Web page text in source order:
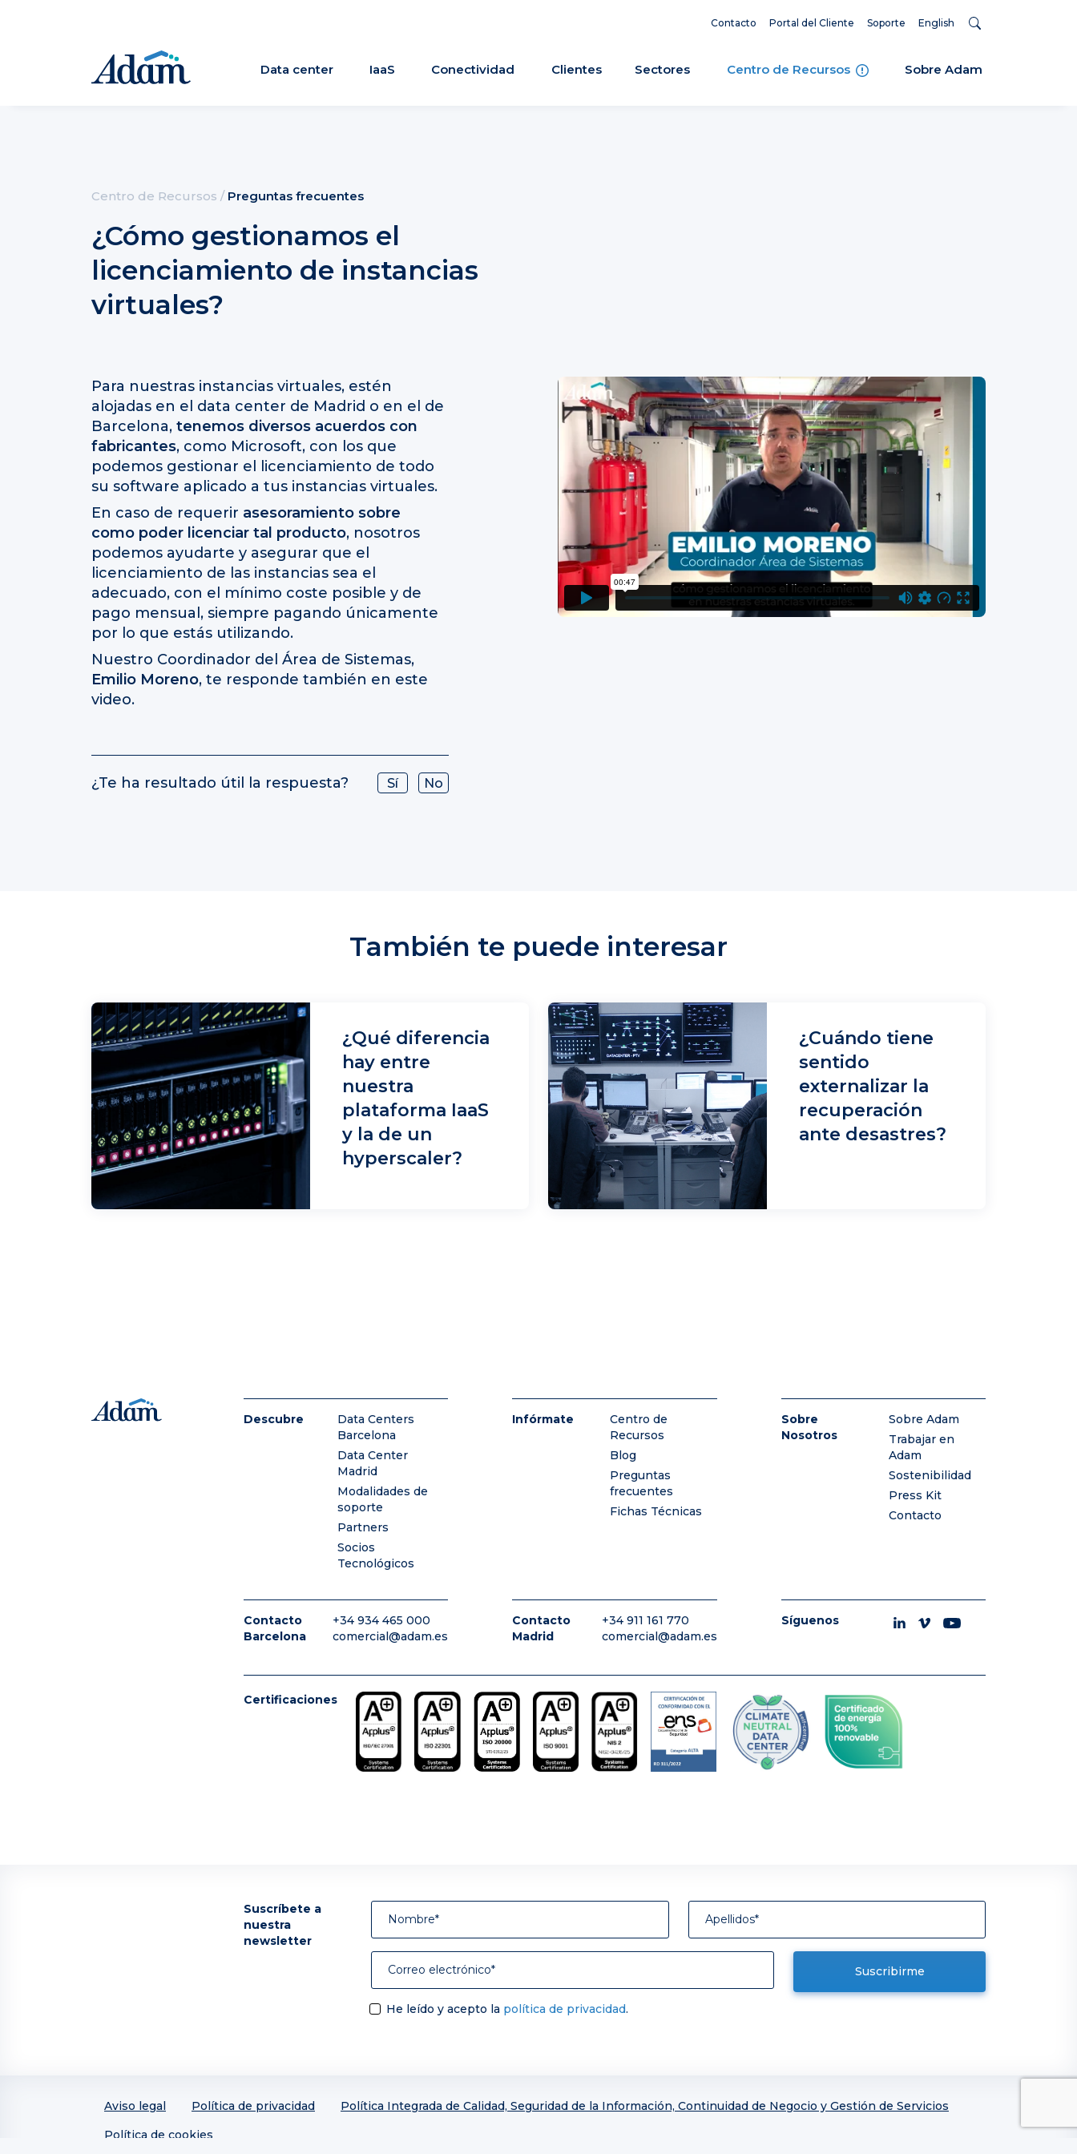
Contacto Portal del Cliente Soporte English
Data center IaaS Conectividad Clientes Sectores Centro de Recursos Sobre Adam
Centro de Recursos / Preguntas frecuentes
¿Cómo gestionamos el
licenciamiento de instancias
virtuales?
Para nuestras instancias virtuales, estén
alojadas en el data center de Madrid o en el de
Barcelona, tenemos diversos acuerdos con
fabricantes, como Microsoft, con los que
podemos gestionar el licenciamiento de todo
su software aplicado a tus instancias virtuales.
En caso de requerir asesoramiento sobre
como poder licenciar tal producto, nosotros
podemos ayudarte y asegurar que el
licenciamiento de las instancias sea el
adecuado, con el mínimo coste posible y de
pago mensual, siempre pagando únicamente
por lo que estás utilizando.
Nuestro Coordinador del Área de Sistemas,
Emilio Moreno, te responde también en este
video.
¿Te ha resultado útil la respuesta? Sí No
También te puede interesar
¿Qué diferencia
hay entre
nuestra
plataforma IaaS
y la de un
hyperscaler?
¿Cuándo tiene
sentido
externalizar la
recuperación
ante desastres?
Descubre
Data Centers
Barcelona
Data Center
Madrid
Modalidades de
soporte
Partners
Socios
Tecnológicos
Infórmate
Centro de
Recursos
Blog
Preguntas
frecuentes
Fichas Técnicas
Sobre
Nosotros
Sobre Adam
Trabajar en
Adam
Sostenibilidad
Press Kit
Contacto
Contacto
Barcelona
+34 934 465 000
comercial@adam.es
Contacto
Madrid
+34 911 161 770
comercial@adam.es
Síguenos
Certificaciones
Suscríbete a
nuestra
newsletter
He leído y acepto la política de privacidad.
Aviso legal Política de privacidad
Política Integrada de Calidad, Seguridad de la Información, Continuidad de Negocio y Gestión de Servicios
Política de cookies